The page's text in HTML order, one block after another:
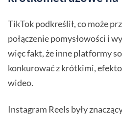
TikTok podkreślił, co może
połączenie pomysłowości i
więc fakt, że inne platformy
konkurować z krótkimi,
wideo.
Instagram Reels były